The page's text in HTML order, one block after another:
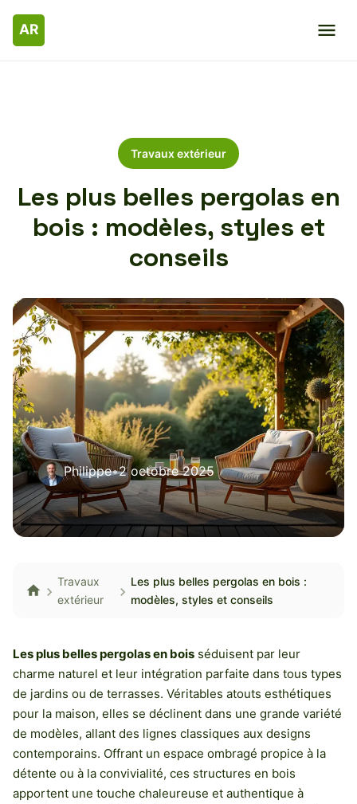
Travaux extérieur
Les plus belles pergolas en
bois : modèles, styles et
conseils
Philippe•2 octobre 2025
Travaux
extérieur
Les plus belles pergolas en bois :
modèles, styles et conseils
Les plus belles pergolas en bois séduisent par leur
charme naturel et leur intégration parfaite dans tous types
de jardins ou de terrasses. Véritables atouts esthétiques
pour la maison, elles se déclinent dans une grande variété
de modèles, allant des lignes classiques aux designs
contemporains. Offrant un espace ombragé propice à la
détente ou à la convivialité, ces structures en bois
apportent une touche chaleureuse et authentique à